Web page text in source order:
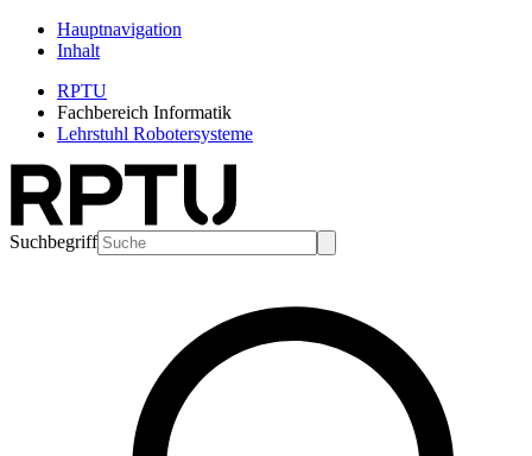
Hauptnavigation
Inhalt
RPTU
Fachbereich Informatik
Lehrstuhl Robotersysteme
Suchbegriff